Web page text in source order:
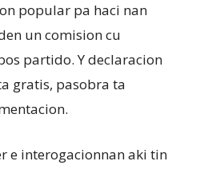
popular pa haci nan
un comision cu
partido. Y declaracion
gratis, pasobra ta
e interogacionnan aki tin